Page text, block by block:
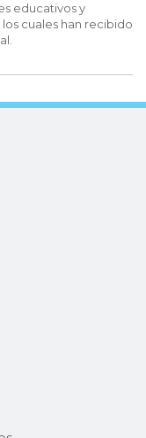
educativos y
cuales han recibido